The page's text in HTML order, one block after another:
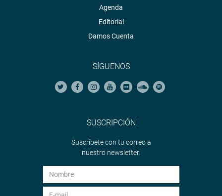
Agenda
Editorial
Damos Cuenta
SÍGUENOS
SUSCRIPCIÓN
Suscríbete con tu correo a
nuestro newsletter.